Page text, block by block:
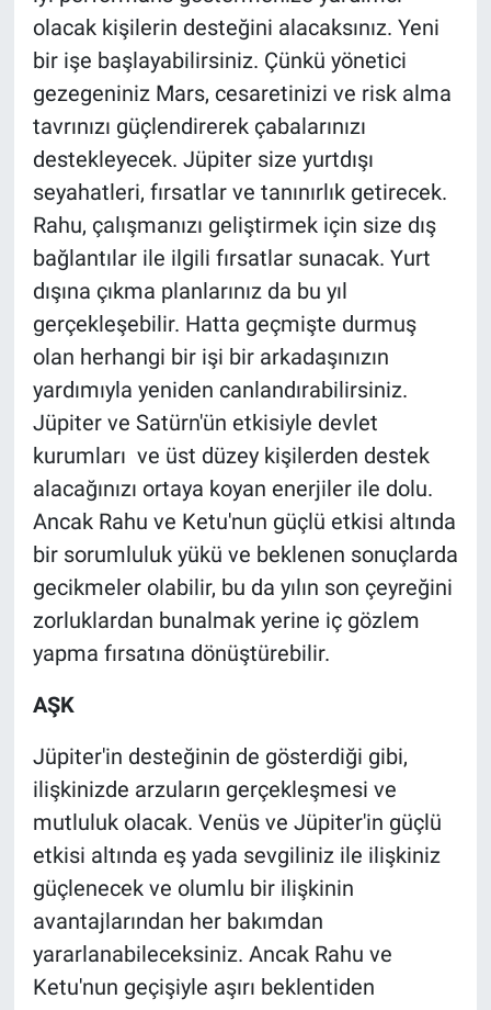
olacak kişilerin desteğini alacaksınız. Yeni
bir işe başlayabilirsiniz. Çünkü yönetici
gezegeniniz Mars, cesaretinizi ve risk alma
tavrınızı güçlendirerek çabalarınızı
destekleyecek. Jüpiter size yurtdışı
seyahatleri, fırsatlar ve tanınırlık getirecek.
Rahu, çalışmanızı geliştirmek için size dış
bağlantılar ile ilgili fırsatlar sunacak. Yurt
dışına çıkma planlarınız da bu yıl
gerçekleşebilir. Hatta geçmişte durmuş
olan herhangi bir işi bir arkadaşınızın
yardımıyla yeniden canlandırabilirsiniz.
Jüpiter ve Satürn'ün etkisiyle devlet
kurumları ve üst düzey kişilerden destek
alacağınızı ortaya koyan enerjiler ile dolu.
Ancak Rahu ve Ketu'nun güçlü etkisi altında
bir sorumluluk yükü ve beklenen sonuçlarda
gecikmeler olabilir, bu da yılın son çeyreğini
zorluklardan bunalmak yerine iç gözlem
yapma fırsatına dönüştürebilir.
AŞK
Jüpiter'in desteğinin de gösterdiği gibi,
ilişkinizde arzuların gerçekleşmesi ve
mutluluk olacak. Venüs ve Jüpiter'in güçlü
etkisi altında eş yada sevgiliniz ile ilişkiniz
güçlenecek ve olumlu bir ilişkinin
avantajlarından her bakımdan
yararlanabileceksiniz. Ancak Rahu ve
Ketu'nun geçişiyle aşırı beklentiden